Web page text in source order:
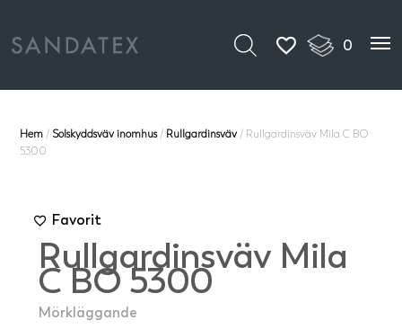
0
Hem / Solskyddsväv inomhus/ Rullgardinsväv/ Rullgardinsväv Mila C BO
5300
Favorit
Rullgardinsväv Mila
C BO 5300
Mörkläggande